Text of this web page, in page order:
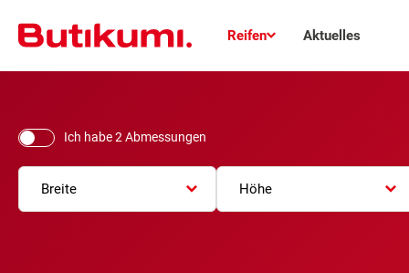
Reifen Aktuelles
Ich habe 2 Abmessungen
Breite Höhe